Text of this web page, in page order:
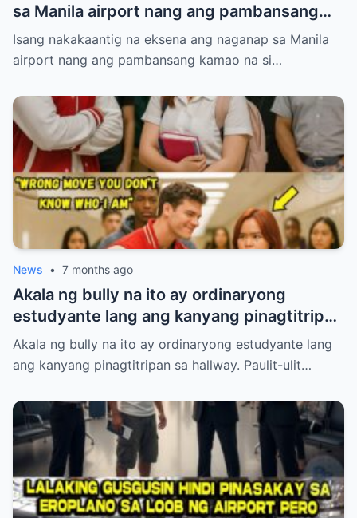
sa Manila airport nang ang pambansang
kamao na si Manny Pacquiao ay
paghintayin at hiyain ng mga immigration
Isang nakakaantig na eksena ang naganap sa Manila
airport nang ang pambansang kamao na si…
News • 7 months ago
Akala ng bully na ito ay ordinaryong
estudyante lang ang kanyang pinagtitripan
sa hallway. Paulit-ulit niyang hinamak,
tinulak, at pinahiya ang isang tahimik na
laking gulat ng lahat nang lumabas ang
katotohanan—ang babaeng inaapi niya ay
walang iba kundi si Princess Pacquiao, ang
anak ng Pambansang Kamao na si Manny
Pacquiao! Ang kanyang dating mayabang
na ngiti ay biglang naglaho at napalitan ng
Akala ng bully na ito ay ordinaryong estudyante lang
ang kanyang pinagtitripan sa hallway. Paulit-ulit…